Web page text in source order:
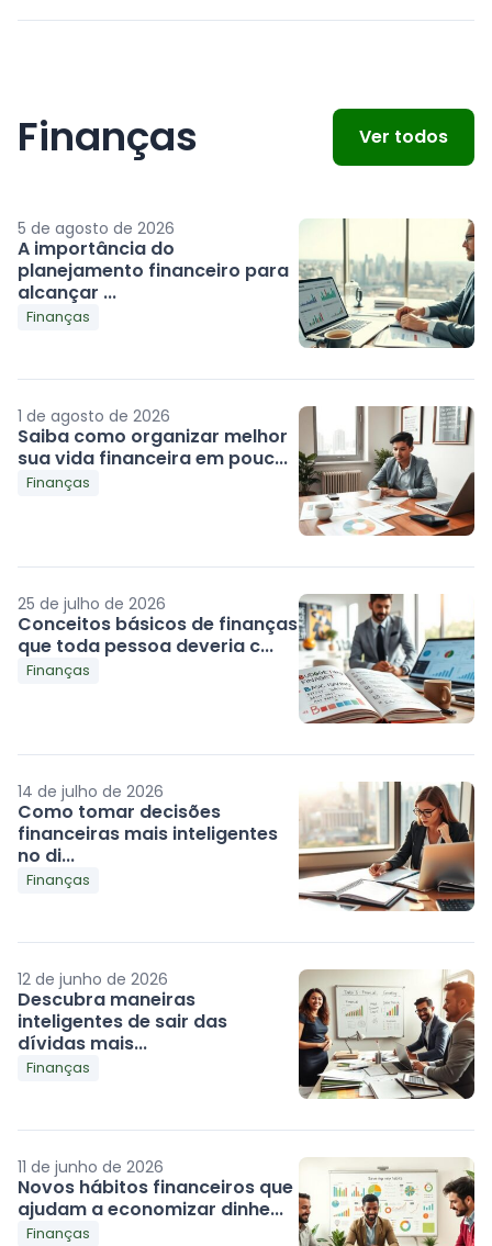
Finanças Ver todos
5 de agosto de 2026
A importância do
planejamento financeiro para
alcançar ...
Finanças
1 de agosto de 2026
Saiba como organizar melhor
sua vida financeira em pouc...
Finanças
25 de julho de 2026
Conceitos básicos de finanças
que toda pessoa deveria c...
Finanças
14 de julho de 2026
Como tomar decisões
financeiras mais inteligentes
no di...
Finanças
12 de junho de 2026
Descubra maneiras
inteligentes de sair das
dívidas mais...
Finanças
11 de junho de 2026
Novos hábitos financeiros que
ajudam a economizar dinhe...
Finanças